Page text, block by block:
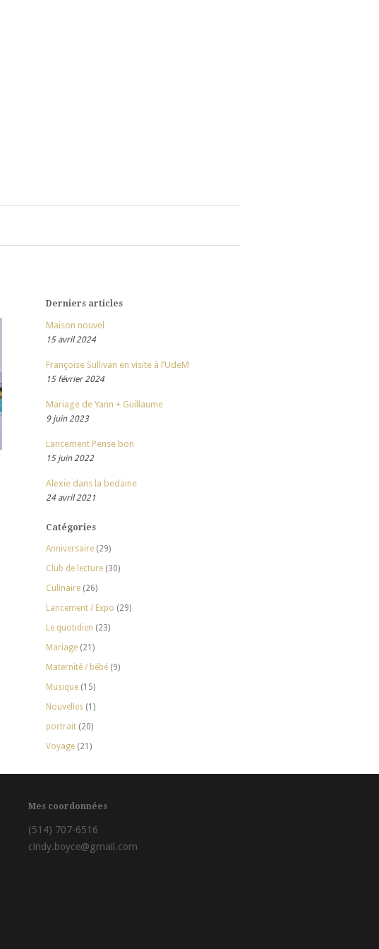
Derniers articles
Maison nouvel
15 avril 2024
Françoise Sullivan en visite à l’UdeM
15 février 2024
Mariage de Yann + Guillaume
9 juin 2023
Lancement Pense bon
15 juin 2022
Alexie dans la bedaine
24 avril 2021
Catégories
Anniversaire (29)
Club de lecture (30)
Culinaire (26)
Lancement / Expo (29)
Le quotidien (23)
Mariage (21)
Maternité / bébé (9)
Musique (15)
Nouvelles (1)
portrait (20)
Voyage (21)
Mes coordonnées
(514) 707-6516
cindy.boyce@gmail.com